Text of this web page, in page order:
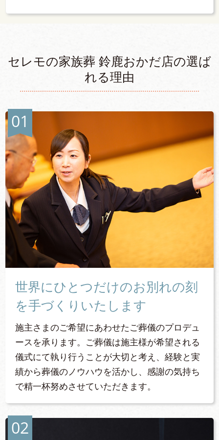
セレモの家族葬 鈴鹿おかだ店の選ば
れる理由
世界にひとつだけのお別れの刻
を手づくりいたします
施主さまのご希望にあわせたご葬儀のプロデュ
ースを承ります。ご葬儀は施主様が希望される
儀式にて執り行うことが大切と考え、経験と実
績から葬儀のノウハウを活かし、感謝の気持ち
で精一杯努めさせていただきます。